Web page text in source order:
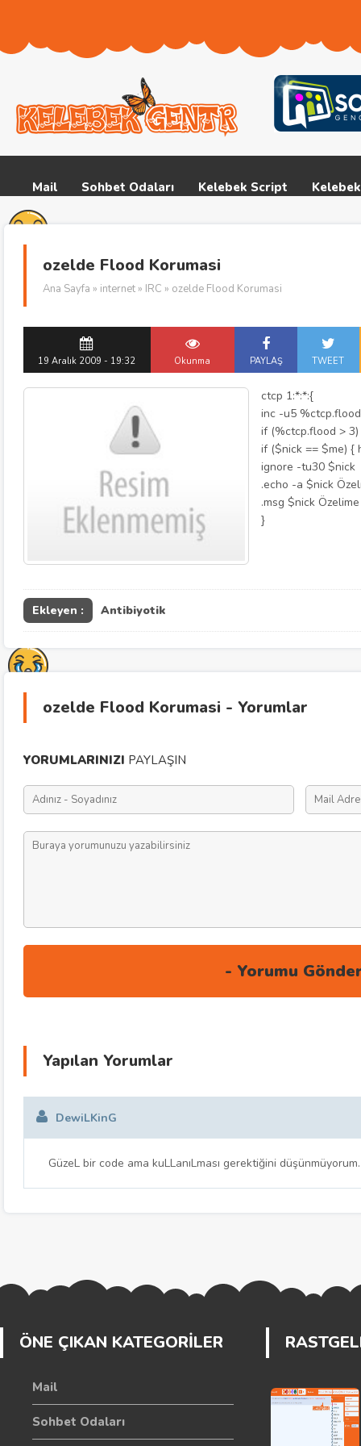
Mail Sohbet Odaları Kelebek Script
ozelde Flood Korumasi
Ana Sayfa » internet » IRC » ozelde Flood Korumasi
19 Aralık 2009 - 19:32 Okunma PAYLAŞ TWEET
ctcp 1:*:*:{
inc -u5 %ctcp.flood
if (%ctcp.flood >
if ($nick == $me) {
ignore -tu30 $nick
.echo -a $nick
.msg $nick
}
Ekleyen : Antibiyotik
ozelde Flood Korumasi - Yorumlar
YORUMLARINIZI PAYLAŞIN
Yapılan Yorumlar
DewiLKinG
GüzeL bir code ama kuLLanıLması gerektiğini
ÖNE ÇIKAN KATEGORİLER
Mail
Sohbet Odaları